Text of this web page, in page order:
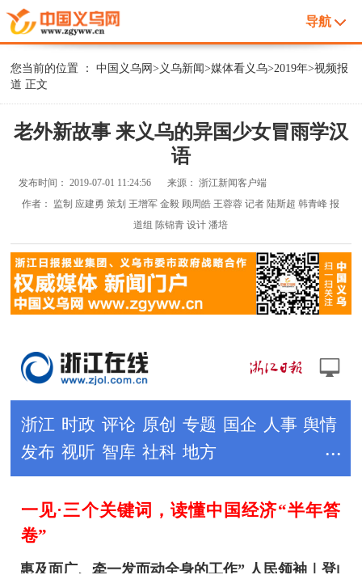
导航
您当前的位置 ：中国义乌网> 义乌新闻>媒体看义乌>2019年>视频报
道 正文
老外新故事 来义乌的异国少女冒雨学汉
语
发布时间：2019-07-01 11:24:56 来源：浙江新闻客户端
作者： 监制 应建勇 策划 王增军 金毅 顾周皓 王蓉蓉 记者 陆斯超 韩青峰 报
道组 陈锦青 设计 潘培